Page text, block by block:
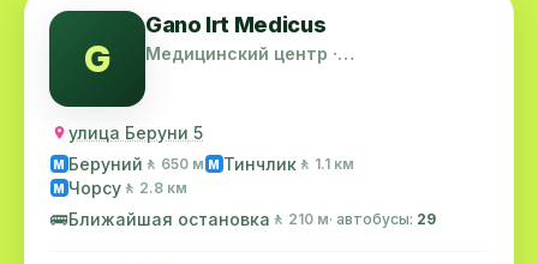
G
Gano Irt Medicus
Медицинский центр ·
улица Беруни 5
M Беруний 🚶 650 м M Тинчлик 🚶 1.1 км
M Чорсу 🚶 2.8 км
🚌Ближайшая остановка 🚶 210 м· автобусы: 29